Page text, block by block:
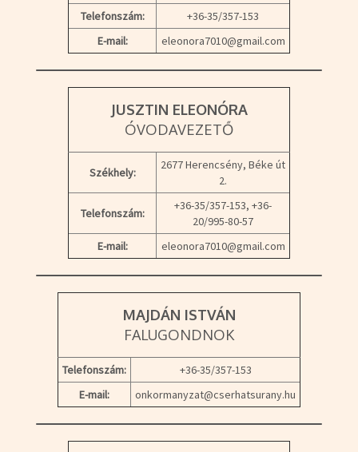
Telefonszám:
+36-35/357-153
E-mail:
eleonora7010@gmail.com
JUSZTIN ELEONÓRA
ÓVODAVEZETŐ
Székhely:
2677 Herencsény, Béke út
2.
Telefonszám:
+36-35/357-153, +36-
20/995-80-57
E-mail:
eleonora7010@gmail.com
MAJDÁN ISTVÁN
FALUGONDNOK
Telefonszám:
+36-35/357-153
E-mail:
onkormanyzat@cserhatsurany.hu